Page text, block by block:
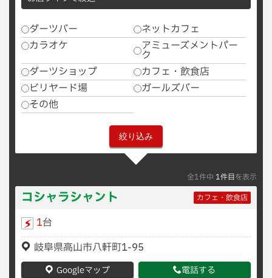
ダーツバー
ネットカフェ
カラオケ
アミューズメントパー
ク
ダーツショップ
カフェ・飲食店
ビリヤード場
ガールズバー
その他
全1件中 1件目を表示
コシャラシャント カフェ・飲食店
1台
岐阜県高山市八軒町1-95
Googleマップ 電話する